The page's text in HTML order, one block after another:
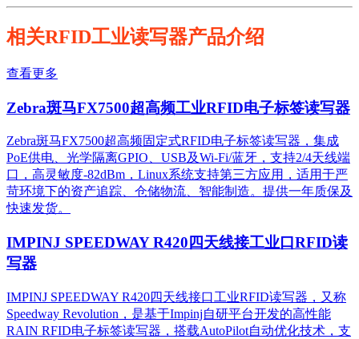
相关RFID工业读写器产品介绍
查看更多
Zebra斑马FX7500超高频工业RFID电子标签读写器
Zebra斑马FX7500超高频固定式RFID电子标签读写器，集成
PoE供电、光学隔离GPIO、USB及Wi-Fi/蓝牙，支持2/4天线端
口，高灵敏度-82dBm，Linux系统支持第三方应用，适用于严
苛环境下的资产追踪、仓储物流、智能制造。提供一年质保及
快速发货。
IMPINJ SPEEDWAY R420四天线接工业口RFID读
写器
IMPINJ SPEEDWAY R420四天线接口工业RFID读写器，又称
Speedway Revolution，是基于Impinj自研平台开发的高性能
RAIN RFID电子标签读写器，搭载AutoPilot自动优化技术，支